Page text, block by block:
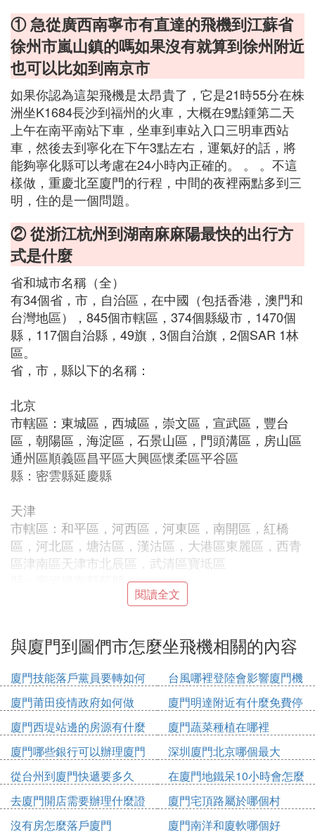
① 急從廣西南寧市有直達的飛機到江蘇省
徐州市嵐山鎮的嗎如果沒有就算到徐州附近
也可以比如到南京市
如果你認為這架飛機是太昂貴了，它是21時55分在株
洲坐K1684長沙到福州的火車，大概在9點鍾第二天
上午在南平南站下車，坐車到車站入口三明車西站
車，然後去到寧化在下午3點左右，運氣好的話，將
能夠寧化縣可以考慮在24小時內正確的。 。 。不這
樣做，重慶北至廈門的行程，中間的夜裡兩點多到三
明，住的是一個問題。
② 從浙江杭州到湖南麻麻陽最快的出行方
式是什麼
省和城市名稱（全）
有34個省，市，自治區，在中國（包括香港，澳門和
台灣地區），845個市轄區，374個縣級市，1470個
縣，117個自治縣，49旗，3個自治旗，2個SAR 1林
區。
省，市，縣以下的名稱：
北京
市轄區：東城區，西城區，崇文區，宣武區，豐台
區，朝陽區，海淀區，石景山區，門頭溝區，房山區
通州區順義區昌平區大興區懷柔區平谷區
縣：密雲縣延慶縣
天津
市轄區：和平區，河西區，河東區，南開區，紅橋
區，河北區，塘沽區，漢沽區，大港區東麗區，西青
區津南區天津市北辰區，武清區寶坻區
區井陘礦區正定縣欒城縣唐縣靈壽縣高邑縣深澤縣贊
皇縣無極縣平山縣元氏縣趙縣新樂市，晉州市，辛集
市，藁城市，鹿泉市，井陘縣
唐山市市轄區路南區路北區古冶區開平區豐南區豐潤
區灤縣灤南縣樂??亭縣遷西縣，玉田縣唐海縣遵化市
遷安市
秦皇島市市轄區海港區山海關區，北戴河區青龍滿族
自治縣昌黎縣撫寧縣盧龍縣
邯鄲市設區的市級邯山區叢台區復興區峰峰礦區邯鄲
市臨漳縣成安縣大名縣涉縣磁縣肥鄉縣永年縣邱縣雞
澤縣許廣平縣館陶縣魏縣曲周縣武安市
閱讀全文
與廈門到圖們市怎麼坐飛機相關的內容
廈門技能落戶黨員要轉如何
辦理
台風哪裡登陸會影響廈門機
場
廈門莆田疫情政府如何做
廈門明達附近有什麼免費停
車位
廈門西堤站邊的房源有什麼
廈門蔬菜種植在哪裡
廈門哪些銀行可以辦理廈門
市民卡
深圳廈門北京哪個最大
從台州到廈門快遞要多久
在廈門地鐵呆10小時會怎麼
收費
去廈門開店需要辦理什麼證
件
廈門宅頂路屬於哪個村
沒有房怎麼落戶廈門
廈門南洋和廈軟哪個好